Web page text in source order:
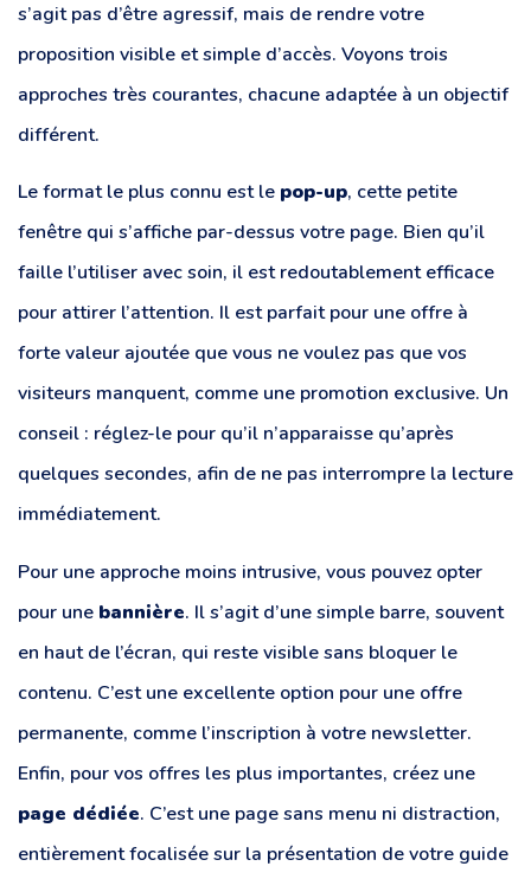
s’agit pas d’être agressif, mais de rendre votre
proposition visible et simple d’accès. Voyons trois
approches très courantes, chacune adaptée à un objectif
différent.
Le format le plus connu est le pop-up, cette petite
fenêtre qui s’affiche par-dessus votre page. Bien qu’il
faille l’utiliser avec soin, il est redoutablement efficace
pour attirer l’attention. Il est parfait pour une offre à
forte valeur ajoutée que vous ne voulez pas que vos
visiteurs manquent, comme une promotion exclusive. Un
conseil : réglez-le pour qu’il n’apparaisse qu’après
quelques secondes, afin de ne pas interrompre la lecture
immédiatement.
Pour une approche moins intrusive, vous pouvez opter
pour une bannière. Il s’agit d’une simple barre, souvent
en haut de l’écran, qui reste visible sans bloquer le
contenu. C’est une excellente option pour une offre
permanente, comme l’inscription à votre newsletter.
Enfin, pour vos offres les plus importantes, créez une
page dédiée. C’est une page sans menu ni distraction,
entièrement focalisée sur la présentation de votre guide